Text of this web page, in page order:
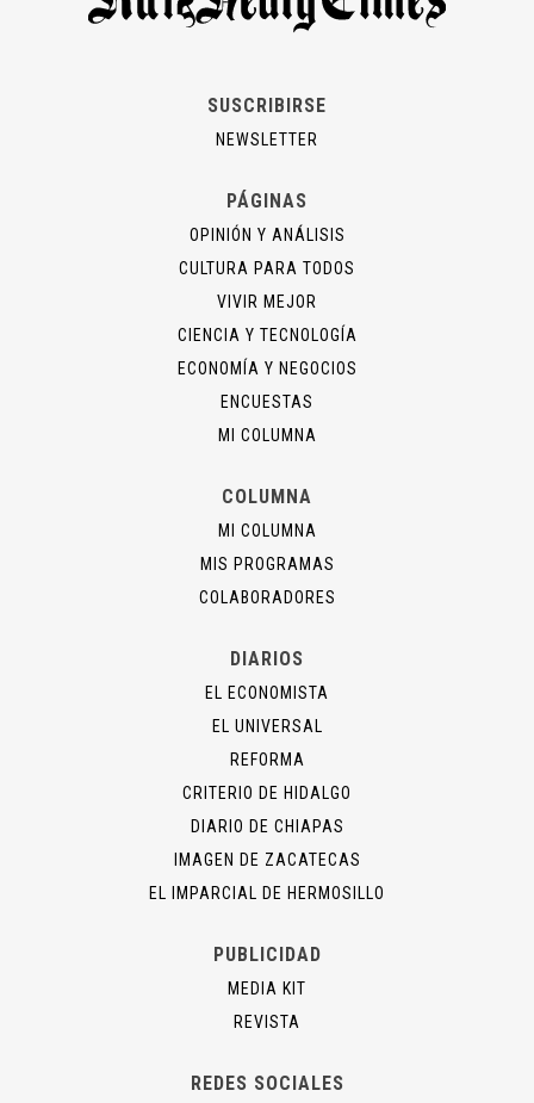
SUSCRIBIRSE
NEWSLETTER
PÁGINAS
OPINIÓN Y ANÁLISIS
CULTURA PARA TODOS
VIVIR MEJOR
CIENCIA Y TECNOLOGÍA
ECONOMÍA Y NEGOCIOS
ENCUESTAS
MI COLUMNA
COLUMNA
MI COLUMNA
MIS PROGRAMAS
COLABORADORES
DIARIOS
EL ECONOMISTA
EL UNIVERSAL
REFORMA
CRITERIO DE HIDALGO
DIARIO DE CHIAPAS
IMAGEN DE ZACATECAS
EL IMPARCIAL DE HERMOSILLO
PUBLICIDAD
MEDIA KIT
REVISTA
REDES SOCIALES